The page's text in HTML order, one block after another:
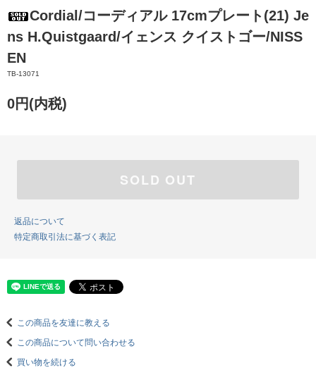
Cordial/コーディアル 17cmプレート(21) Je
ns H.Quistgaard/イェンス クイストゴー/NISS
EN
TB-13071
0円(内税)
SOLD OUT
返品について
特定商取引法に基づく表記
この商品を友達に教える
この商品について問い合わせる
買い物を続ける